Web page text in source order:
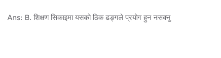
Ans: B. शिक्षण सिकाइमा यसको ठिक ढङ्गले प्रयोग हुन नसक्नु